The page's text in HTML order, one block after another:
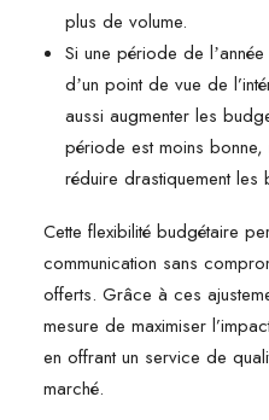
plus de volume.
Si une période de
dʼun point de vue de
aussi augmenter les
période est moins bonne,
réduire drastiquement les
Cette flexibilité budgétaire
communication sans
offerts. Grâce à ces
mesure de maximiser
en offrant un service de
marché.